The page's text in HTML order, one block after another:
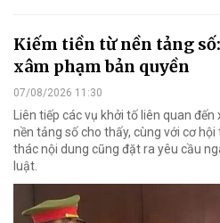
Kiếm tiền từ nền tảng
xâm phạm bản quyền
07/08/2026 11:30
Liên tiếp các vụ khởi tố liên quan
nền tảng số cho thấy, cùng với cơ
thác nội dung cũng đặt ra yêu cầu
luật.